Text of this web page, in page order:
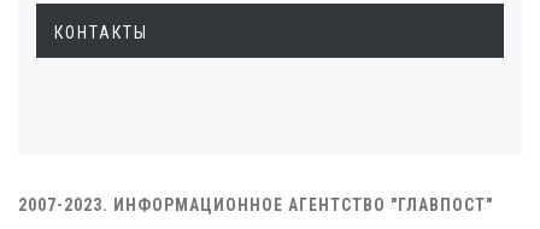
КОНТАКТЫ
2007-2023. ИНФОРМАЦИОННОЕ АГЕНТСТВО "ГЛАВПОСТ"